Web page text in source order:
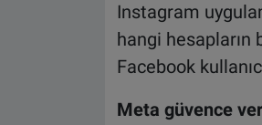
Instagram
hangi hesapların
Facebook
Meta güvence